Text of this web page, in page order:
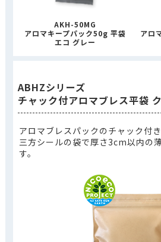
AKH-50MG
アロマキープパック50g 平袋
エコ グレー
アロ
ABHZシリーズ
チャック付アロマブレス平袋
アロマブレスパックのチャック付き
三方シールの袋で厚さ3cm以内の
す。